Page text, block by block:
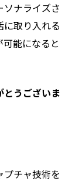
ナライズさ
取り入れる
能になると
うございま
チャ技術を